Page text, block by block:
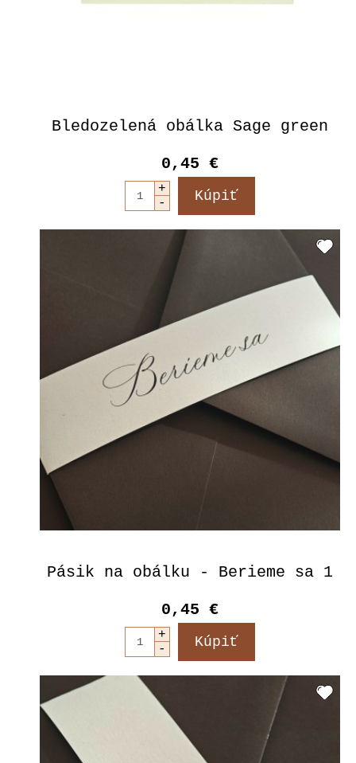
Bledozelená obálka Sage green
0,45 €
Pásik na obálku - Berieme sa 1
0,45 €